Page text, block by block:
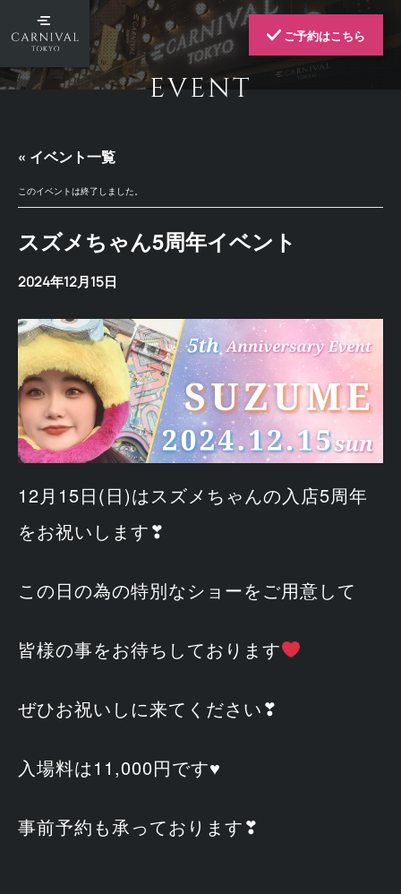
ご予約はこちら
EVENT
« イベント一覧
このイベントは終了しました。
スズメちゃん5周年イベント
2024年12月15日
12月15日(日)はスズメちゃんの入店5周年
をお祝いします❣
この日の為の特別なショーをご用意して
皆様の事をお待ちしております
ぜひお祝いしに来てください❣
入場料は11,000円です♥
事前予約も承っております❣